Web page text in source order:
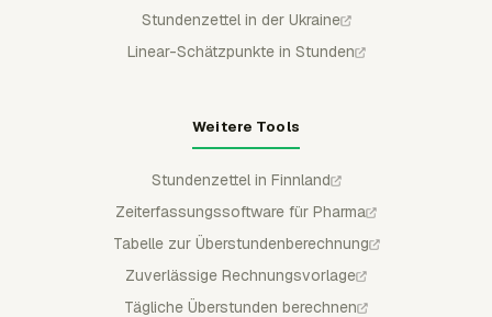
Stundenzettel in der Ukraine
Linear-Schätzpunkte in Stunden
Weitere Tools
Stundenzettel in Finnland
Zeiterfassungssoftware für Pharma
Tabelle zur Überstundenberechnung
Zuverlässige Rechnungsvorlage
Tägliche Überstunden berechnen